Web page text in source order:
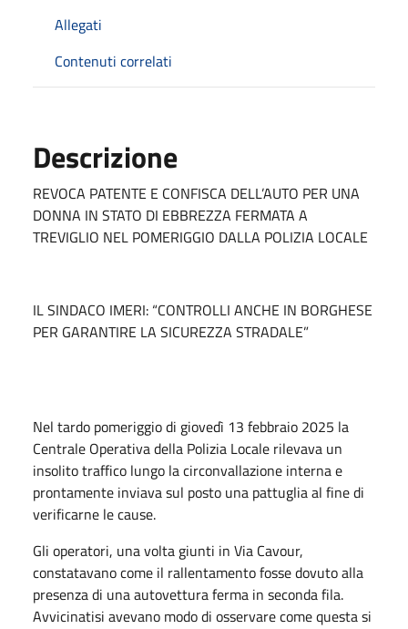
Allegati
Contenuti correlati
Descrizione
REVOCA PATENTE E CONFISCA DELL’AUTO PER UNA
DONNA IN STATO DI EBBREZZA FERMATA A
TREVIGLIO NEL POMERIGGIO DALLA POLIZIA LOCALE
IL SINDACO IMERI: “CONTROLLI ANCHE IN BORGHESE
PER GARANTIRE LA SICUREZZA STRADALE”
Nel tardo pomeriggio di giovedì 13 febbraio 2025 la
Centrale Operativa della Polizia Locale rilevava un
insolito traffico lungo la circonvallazione interna e
prontamente inviava sul posto una pattuglia al fine di
verificarne le cause.
Gli operatori, una volta giunti in Via Cavour,
constatavano come il rallentamento fosse dovuto alla
presenza di una autovettura ferma in seconda fila.
Avvicinatisi avevano modo di osservare come questa si